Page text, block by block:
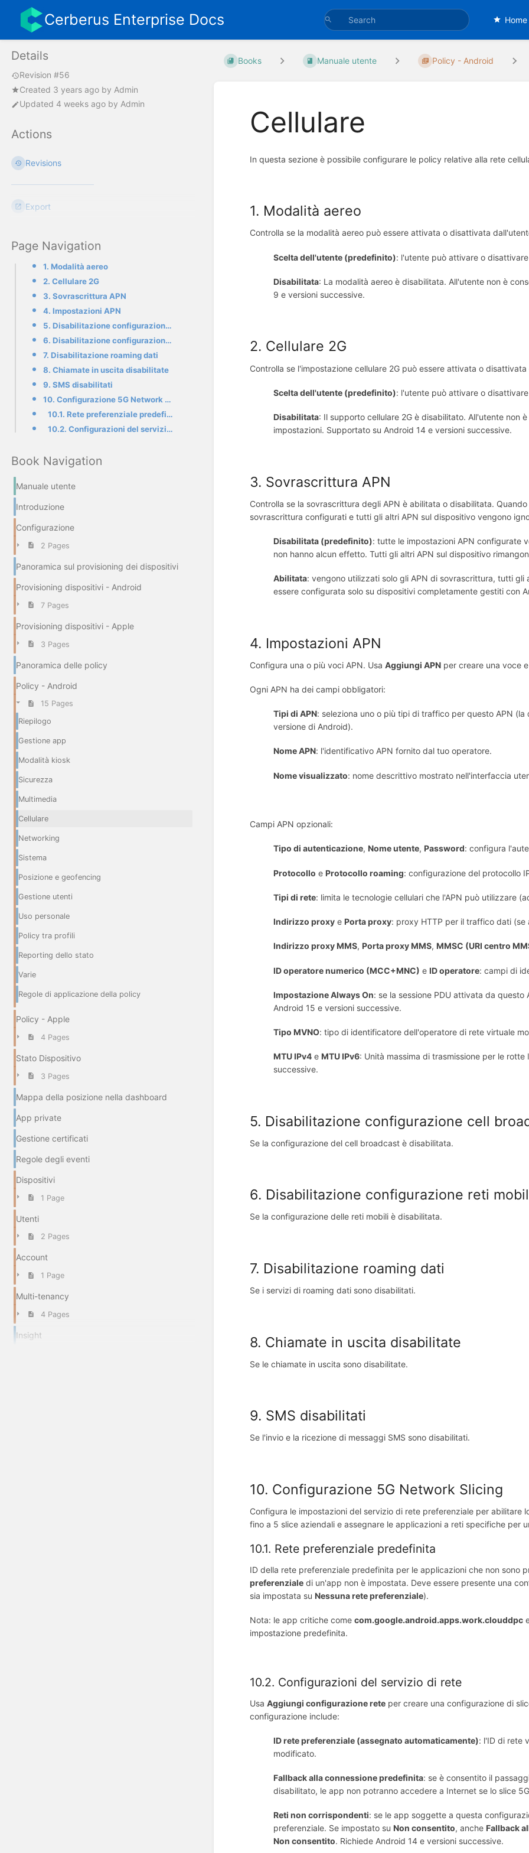
Cerberus Enterprise Docs Home
Details
Revision #56
Created 3 years ago by Admin
Updated 4 weeks ago by Admin
Actions
Revisions
Export
Page Navigation
1. Modalità aereo
2. Cellulare 2G
3. Sovrascrittura APN
4. Impostazioni APN
5. Disabilitazione configurazione cell broadcast
6. Disabilitazione configurazione reti mobili
7. Disabilitazione roaming dati
8. Chiamate in uscita disabilitate
9. SMS disabilitati
10. Configurazione 5G Network Slicing
10.1. Rete preferenziale predefinita
10.2. Configurazioni del servizio di rete
Book Navigation
Manuale utente
Introduzione
Configurazione
2 Pages
Panoramica sul provisioning dei dispositivi
Provisioning dispositivi - Android
7 Pages
Provisioning dispositivi - Apple
3 Pages
Panoramica delle policy
Policy - Android
15 Pages
Riepilogo
Gestione app
Modalità kiosk
Sicurezza
Multimedia
Cellulare
Networking
Sistema
Posizione e geofencing
Gestione utenti
Uso personale
Policy tra profili
Reporting dello stato
Varie
Regole di applicazione della policy
Policy - Apple
4 Pages
Stato Dispositivo
3 Pages
Mappa della posizione nella dashboard
App private
Gestione certificati
Regole degli eventi
Dispositivi
1 Page
Utenti
2 Pages
Account
1 Page
Multi-tenancy
4 Pages
Insight
Books Manuale utente Policy - Android
Cellulare
In questa sezione è possibile configurare le policy relative alla rete
1. Modalità aereo
Controlla se la modalità aereo può essere attivata o disattivata
Scelta dell'utente (predefinito): l'utente può attivare o
Disabilitata: La modalità aereo è disabilitata. All'utente non è
9 e versioni successive.
2. Cellulare 2G
Controlla se l'impostazione cellulare 2G può essere attivata o
Scelta dell'utente (predefinito): l'utente può attivare o
Disabilitata: Il supporto cellulare 2G è disabilitato. All'utente non
impostazioni. Supportato su Android 14 e versioni successive.
3. Sovrascrittura APN
Controlla se la sovrascrittura degli APN è abilitata o disabilitata.
sovrascrittura configurati e tutti gli altri APN sul dispositivo vengono
Disabilitata (predefinito): tutte le impostazioni APN configurate
non hanno alcun effetto. Tutti gli altri APN sul dispositivo
Abilitata: vengono utilizzati solo gli APN di sovrascrittura, tutti
essere configurata solo su dispositivi completamente gestiti con
4. Impostazioni APN
Configura una o più voci APN. UsaAggiungi APN per creare una voce e
Ogni APN ha dei campi obbligatori:
Tipi di APN: seleziona uno o più tipi di traffico per questo APN
versione di Android).
Nome APN: l'identificativo APN fornito dal tuo operatore.
Nome visualizzato: nome descrittivo mostrato nell'interfaccia
Campi APN opzionali:
Tipo di autenticazione, Nome utente, Password: configura
Protocollo e Protocollo roaming: configurazione del protocollo
Tipi di rete: limita le tecnologie cellulari che l'APN può utilizzare
Indirizzo proxy e Porta proxy: proxy HTTP per il traffico dati (se
Indirizzo proxy MMS, Porta proxy MMS, MMSC (URI centro
ID operatore numerico (MCC+MNC) e ID operatore: campi di
Impostazione Always On: se la sessione PDU attivata da
Android 15 e versioni successive.
Tipo MVNO: tipo di identificatore dell'operatore di rete virtuale
MTU IPv4 e MTU IPv6: Unità massima di trasmissione per le
successive.
5. Disabilitazione configurazione cell
Se la configurazione del cell broadcast è disabilitata.
6. Disabilitazione configurazione reti
Se la configurazione delle reti mobili è disabilitata.
7. Disabilitazione roaming dati
Se i servizi di roaming dati sono disabilitati.
8. Chiamate in uscita disabilitate
Se le chiamate in uscita sono disabilitate.
9. SMS disabilitati
Se l'invio e la ricezione di messaggi SMS sono disabilitati.
10. Configurazione 5G Network Slicing
Configura le impostazioni del servizio di rete preferenziale per abilitare
fino a 5 slice aziendali e assegnare le applicazioni a reti specifiche per
10.1. Rete preferenziale predefinita
ID della rete preferenziale predefinita per le applicazioni che non sono
preferenziale di un'app non è impostata. Deve essere presente una
sia impostata su Nessuna rete preferenziale).
Nota: le app critiche comecom.google.android.apps.work.clouddpc
impostazione predefinita.
10.2. Configurazioni del servizio di rete
UsaAggiungi configurazione rete per creare una configurazione di
configurazione include:
ID rete preferenziale (assegnato automaticamente): l'ID di rete
modificato.
Fallback alla connessione predefinita: se è consentito il
disabilitato, le app non potranno accedere a Internet se lo slice
Reti non corrispondenti: se le app soggette a questa
preferenziale. Se impostato su Non consentito, anche Fallback
Non consentito. Richiede Android 14 e versioni successive.